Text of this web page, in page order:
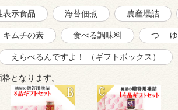
表示食品 海苔佃煮 農産壜詰
キムチの素 食べる調味料 つ ゆ
えらべるんですよ！ （ギフトボックス）
となります。